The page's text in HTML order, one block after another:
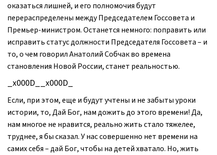
оказаться лишней, и его полномочия будут
перераспределены между Председателем Госсовета и
Премьер-министром. Останется немного: поправить или
исправить статус должности Председателя Госсовета – и
то, о чем говорил Анатолий Собчак во времена
становления Новой России, станет реальностью.
_x000D__x000D_
Если, при этом, еще и будут учтены и не забыты уроки
истории, то, Дай Бог, нам дожить до этого времени! Да,
нам многое не нравится, реально жить стало тяжелее,
труднее, я бы сказал. У нас совершенно нет времени на
самих себя – дай Бог, чтобы на детей хватало. Но, жить